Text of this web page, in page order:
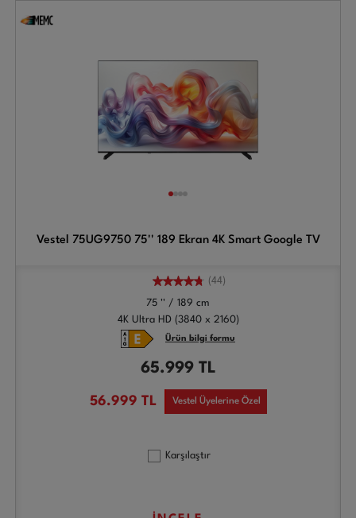
Vestel 75UG9750 75'' 189 Ekran 4K Smart Google TV
(44)
75 '' / 189 cm
4K Ultra HD (3840 x 2160)
Ürün bilgi formu
65.999 TL
56.999 TL Vestel Üyelerine Özel
Karşılaştır